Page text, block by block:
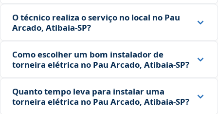
O técnico realiza o serviço no local no Pau
Arcado, Atibaia‑SP?
Como escolher um bom instalador de
torneira elétrica no Pau Arcado, Atibaia‑SP?
Quanto tempo leva para instalar uma
torneira elétrica no Pau Arcado, Atibaia‑SP?